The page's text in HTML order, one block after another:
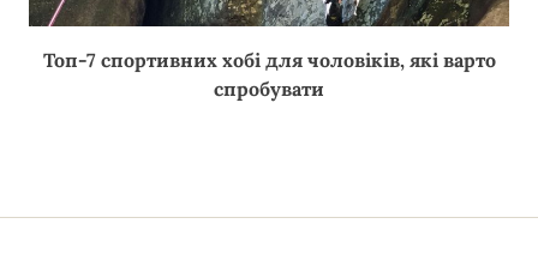
Топ-7 спортивних хобі для чоловіків, які варто
спробувати